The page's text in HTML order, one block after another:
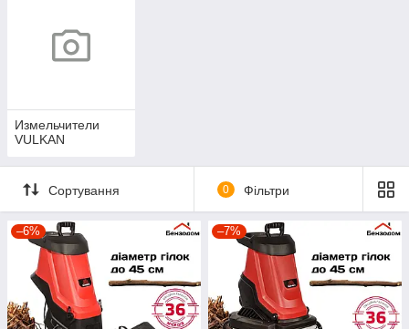
Измельчители
VULKAN
Сортування 0 Фільтри
–6% –7%